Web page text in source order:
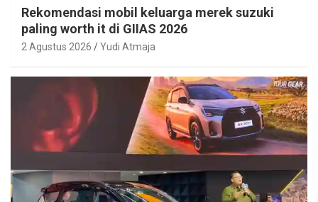
Rekomendasi mobil keluarga merek suzuki
paling worth it di GIIAS 2026
2 Agustus 2026 Yudi Atmaja